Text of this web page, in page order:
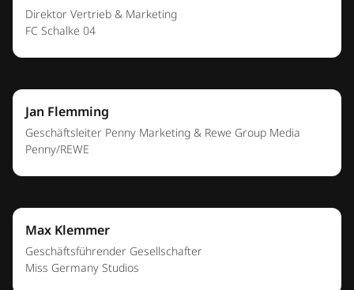
Jil Andert
Director Brand & Events
Miss Germany Studios